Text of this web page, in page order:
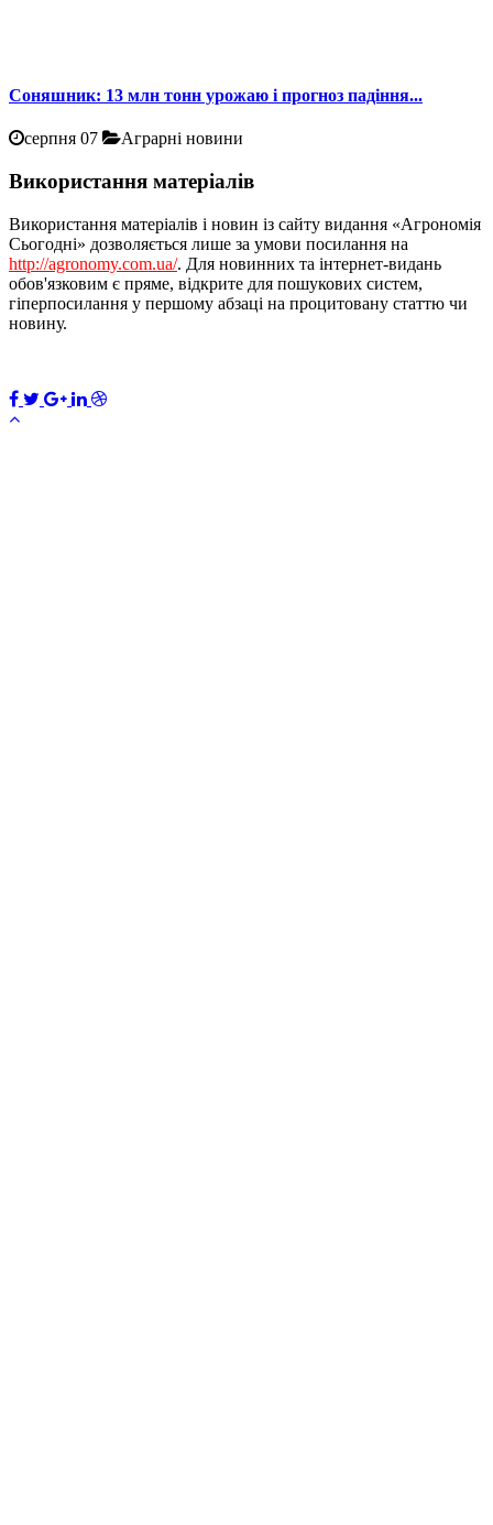
Соняшник: 13 млн тонн урожаю і прогноз падіння...
серпня 07 Аграрні новини
Використання матеріалів
Використання матеріалів і новин із сайту видання «Агрономія
Сьогодні» дозволяється лише за умови посилання на
http://agronomy.com.ua/. Для новинних та інтернет-видань
обов'язковим є пряме, відкрите для пошукових систем,
гіперпосилання у першому абзаці на процитовану статтю чи
новину.